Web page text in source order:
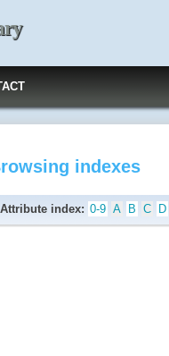
indexes
Attribute index: 0-9 A B C D